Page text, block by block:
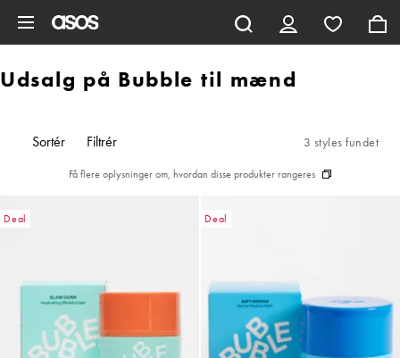
Udsalg på Bubble til mænd
Sortér Filtrér 3 styles fundet
Få flere oplysninger om, hvordan disse produkter rangeres
Deal Deal